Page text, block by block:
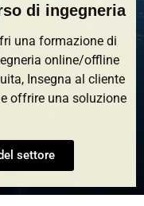
di ingegneria
una formazione di
online/offline
Insegna al cliente
offrire una soluzione
settore